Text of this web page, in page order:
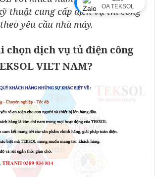
OA TEKSOL
thuật cung cấp dịch vụ thi công
yêu cầu nhà máy.
chọn dịch vụ tủ điện công
VIET NAM?